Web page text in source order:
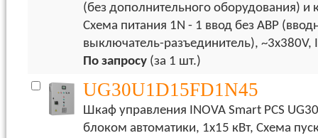
(без дополнительного оборудования) и
Схема питания 1N - 1 ввод без АВР
выключатель-разъединитель), ~3x380V,
По запросу (за 1 шт.)
UG30U1D15FD1N45
Шкаф управления INOVA Smart PCS
блоком автоматики, 1х15 кВт, Схема